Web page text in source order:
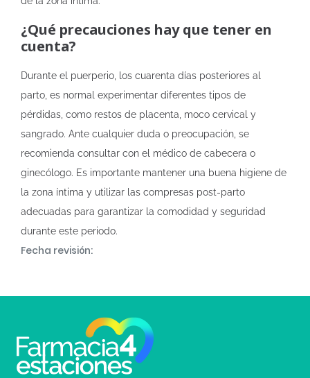
¿Qué precauciones hay que tener en
cuenta?
Durante el puerperio, los cuarenta días posteriores al
parto, es normal experimentar diferentes tipos de
pérdidas, como restos de placenta, moco cervical y
sangrado. Ante cualquier duda o preocupación, se
recomienda consultar con el médico de cabecera o
ginecólogo. Es importante mantener una buena higiene de
la zona íntima y utilizar las compresas post-parto
adecuadas para garantizar la comodidad y seguridad
durante este periodo.
Fecha revisión: